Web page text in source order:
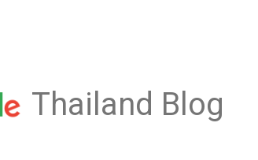
Thailand Blog